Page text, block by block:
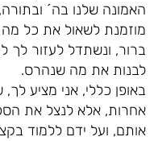
האמונה שלנו בה´
מוזמנת לשאול את כל
ברור, ונשתדל לעזור
לבנות את מה שנהרס.
באופן כללי, אני מציע
אחרות, אלא לנצל את
אותם, ועל ידם ללמוד